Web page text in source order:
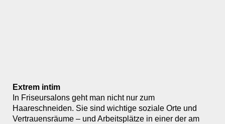
Extrem intim
In Friseursalons geht man nicht nur zum
Haareschneiden. Sie sind wichtige soziale Orte und
Vertrauensräume – und Arbeitsplätze in einer der am